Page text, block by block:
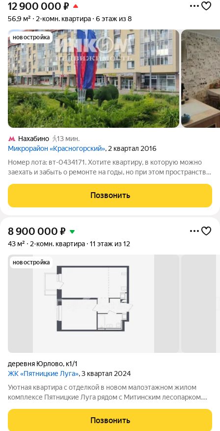
12 900 000 ₽
56,9 м² 2-комн. квартира 6 этаж из 8
новостройка
Нахабино
13 мин.
Микрорайон «Красногорский», 2 квартал 2016
Номер лота: вт-0434171. Хотите квартиру, в которую можно
заехать и забыть о ремонте на годы, но при этом пространство
"свежая стяжка" и не "перекупленный евроремонт" с
сомнительным вкусом. Это
Позвонить
8 900 000 ₽
43 м² 2-комн. квартира 11 этаж из 12
новостройка
деревня Юрлово, к1/1
ЖК «Пятницкие Луга», 3 квартал 2024
Уютная квартира с отделкой в новом малоэтажном жилом
комплексе Пятницкие Луга рядом с Митинским лесопарком.
вложений. Удобная планировка: большая кухня-гостиная (22
кв.м.) и отдельная спальня
Позвонить